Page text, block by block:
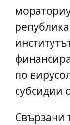
по
субсидии
Свързани